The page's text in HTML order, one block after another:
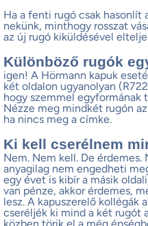
Ha a fenti rugó csak hasonlít
nekünk, minthogy rosszat
az új rugó kiküldésével
Különböző rugók
igen! A Hörmann kapuk
két oldalon ugyanolyan
hogy szemmel egyformának
Nézze meg mindkét rugón
ha nincs meg a címke.
Ki kell cserélnem
Nem. Nem kell. De
anyagilag nem engedheti
egy évet is kibír a másik
van pénze, akkor érdemes,
lesz. A kapuszerelő kollégák
cseréljék ki mind a két rugót
közben törik el a még